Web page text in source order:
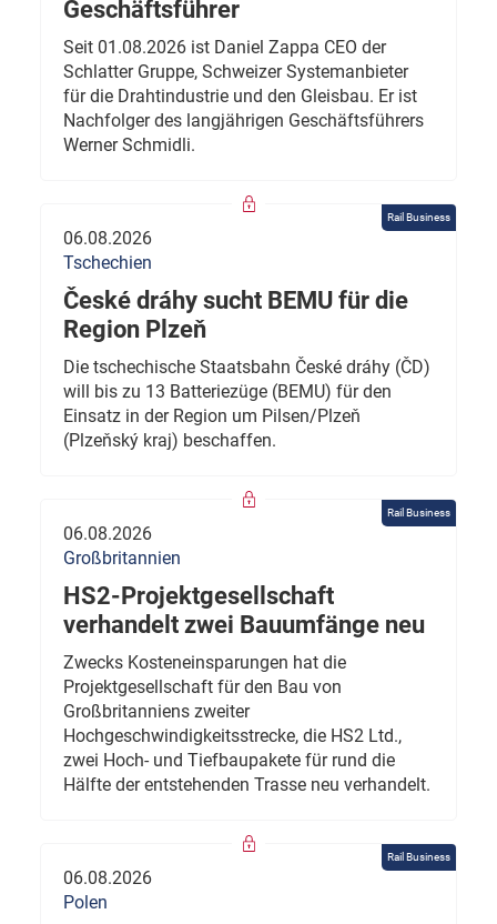
Geschäftsführer
Seit 01.08.2026 ist Daniel Zappa CEO der
Schlatter Gruppe, Schweizer Systemanbieter
für die Drahtindustrie und den Gleisbau. Er ist
Nachfolger des langjährigen Geschäftsführers
Werner Schmidli.
Rail Business
06.08.2026
Tschechien
České dráhy sucht BEMU für die
Region Plzeň
Die tschechische Staatsbahn České dráhy (ČD)
will bis zu 13 Batteriezüge (BEMU) für den
Einsatz in der Region um Pilsen/Plzeň
(Plzeňský kraj) beschaffen.
Rail Business
06.08.2026
Großbritannien
HS2-Projektgesellschaft
verhandelt zwei Bauumfänge neu
Zwecks Kosteneinsparungen hat die
Projektgesellschaft für den Bau von
Großbritanniens zweiter
Hochgeschwindigkeitsstrecke, die HS2 Ltd.,
zwei Hoch- und Tiefbaupakete für rund die
Hälfte der entstehenden Trasse neu verhandelt.
Rail Business
06.08.2026
Polen